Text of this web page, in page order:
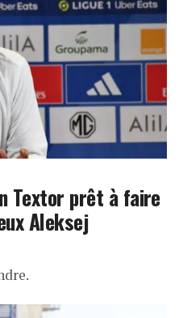
Textor prêt à faire
Aleksej